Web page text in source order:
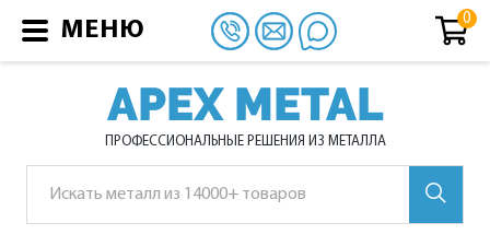
APEX METAL
ПРОФЕССИОНАЛЬНЫЕ РЕШЕНИЯ ИЗ МЕТАЛЛА
МЕНЮ